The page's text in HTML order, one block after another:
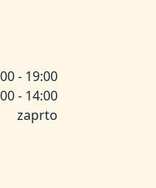
- 19:00
- 14:00
zaprto